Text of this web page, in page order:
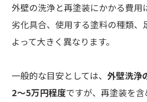
外壁の洗浄と再塗装にかかる費用
劣化具合、使用する塗料の種類、
よって大きく異なります。
一般的な目安としては、 外壁洗浄
2〜5万円程度ですが、再塗装を